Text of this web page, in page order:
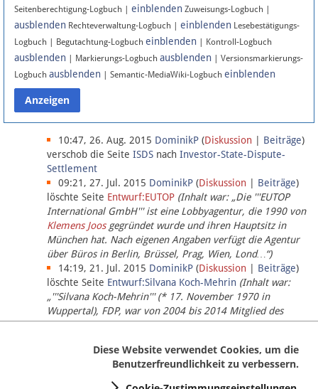
Instagram
Anmelden
Datenschutz
Über Lobbypedia
Impressum
Seitenberechtigung-Logbuch | einblenden Zuweisungs-Logbuch |
ausblenden Rechteverwaltung-Logbuch | einblenden Lesebestätigungs-
Logbuch | Begutachtung-Logbuch einblenden | Kontroll-Logbuch
ausblenden | Markierungs-Logbuch ausblenden | Versionsmarkierungs-
Logbuch ausblenden | Semantic-MediaWiki-Logbuch einblenden
10:47, 26. Aug. 2015 DominikP (Diskussion Beiträge)
verschob die Seite ISDS nach Investor-State-Dispute-
Settlement
09:21, 27. Jul. 2015 DominikP (Diskussion Beiträge)
löschte Seite Entwurf:EUTOP (Inhalt war: „Die '''EUTOP
International GmbH''' ist eine Lobbyagentur, die 1990 von
Klemens Joosgegründet wurde und ihren Hauptsitz in
München hat. Nach eigenen Angaben verfügt die Agentur
über Büros in Berlin, Brüssel, Prag, Wien, Lond…“)
14:19, 21. Jul. 2015 DominikP (Diskussion Beiträge)
löschte Seite Entwurf:Silvana Koch-Mehrin (Inhalt war:
„'''Silvana Koch-Mehrin''' (* 17. November 1970 in
Wuppertal), FDP, war von 2004 bis 2014 Mitglied des
Europäischen Parlaments, seit November 2014 ist sie für
Diese Website verwendet Cookies, um die
Benutzerfreundlichkeit zu verbessern.